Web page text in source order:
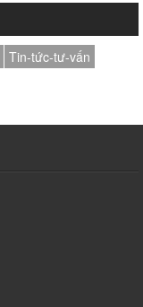
Tin-tức-tư-vấn